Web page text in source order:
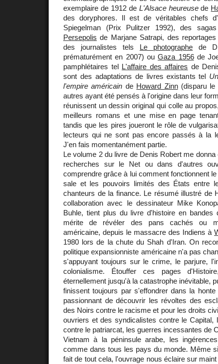
exemplaire de 1912 de L'Alsace heureusede
des doryphores. Il est de véritables chefs
Spiegelman (Prix Pulitzer 1992), des sagas
Persepolis de Marjane Satrapi, des
des journalistes tels Le photographe de
prématurément en 2007) ouGaza 1956de
pamphlétaires tel L'affaire des affaires de
sont des adaptations de livres existants tel
l'empire américain de Howard Zinn(disparu le
autres ayant été pensés à l'origine dans leur
réunissent un dessin original qui colle au
meilleurs romans et une mise en page
tandis que les pires joueront le rôle de
lecteurs qui ne sont pas encore passés à la
J'en fais momentanément partie.
Le volume 2 du livre de Denis Robert me
recherches sur le Net ou dans d'autres
comprendre grâce à lui comment fonctionnent
sale et les pouvoirs limités des États entre
chanteurs de la finance. Le résumé illustré de
collaboration avec le dessinateur Mike
Buhle, tient plus du livre d'histoire en
mérite de révéler des pans cachés ou
américaine, depuis le massacre des Indiens à
1980 lors de la chute du Shah d'Iran. On
politique expansionniste américaine n'a pas
s'appuyant toujours sur le crime, le parjure,
colonialisme. Étouffer ces pages
éternellement jusqu'à la catastrophe inévitable,
finissent toujours par s'effondrer dans la
passionnant de découvrir les révoltes des
des Noirs contre le racisme et pour les droits
ouvriers et des syndicalistes contre le Capital,
contre le patriarcat, les guerres incessantes de
Vietnam à la péninsule arabe, les
comme dans tous les pays du monde. Même
fait de tout cela, l'ouvrage nous éclaire sur